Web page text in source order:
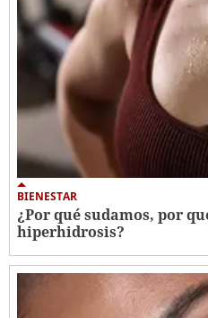
BIENESTAR
¿Por qué sudamos, por
hiperhidrosis?